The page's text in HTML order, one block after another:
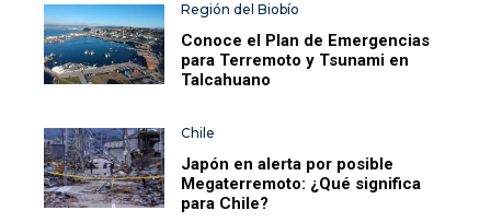
Región del Biobío
Conoce el Plan de Emergencias
para Terremoto y Tsunami en
Talcahuano
Chile
Japón en alerta por posible
Megaterremoto: ¿Qué significa
para Chile?